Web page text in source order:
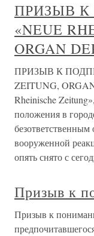
ПРИЗЫВ
«NEUE
ORGAN
ПРИЗЫВ К
ZEITUNG,
Rheinische
положения в
безответственным
вооруженной
опять снято с
Призыв к
Призыв к